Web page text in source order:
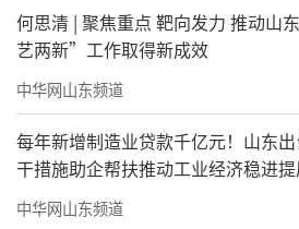
090.6万元），持有达尔威公
达尔威第五大股东。陶虹本
董事并持股约1.93%，位列第
计，陶虹在达尔威公司的
到6.63%。
此外，最陶然公司对外
何思清 | 聚焦重点 靶向发力 推动山
艺两新”工作取得新成效
中华网山东频道
每年新增制造业贷款千亿元！山东
干措施助企帮扶推动工业经济稳进
中华网山东频道